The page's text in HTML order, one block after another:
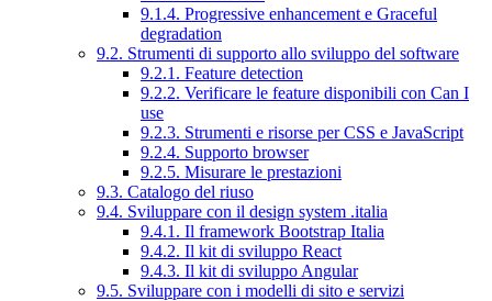
9.1.4. Progressive enhancement e Graceful
degradation
9.2. Strumenti di supporto allo sviluppo del software
9.2.1. Feature detection
9.2.2. Verificare le feature disponibili con Can I
use
9.2.3. Strumenti e risorse per CSS e JavaScript
9.2.4. Supporto browser
9.2.5. Misurare le prestazioni
9.3. Catalogo del riuso
9.4. Sviluppare con il design system .italia
9.4.1. Il framework Bootstrap Italia
9.4.2. Il kit di sviluppo React
9.4.3. Il kit di sviluppo Angular
9.5. Sviluppare con i modelli di sito e servizi